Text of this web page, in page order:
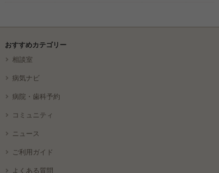
おすすめカテゴリー
相談室
病気ナビ
病院・歯科予約
コミュニティ
ニュース
ご利用ガイド
よくある質問